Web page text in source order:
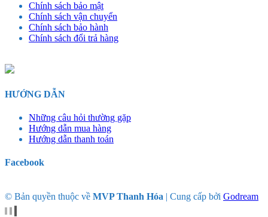
Chính sách bảo mật
Chính sách vận chuyển
Chính sách bảo hành
Chính sách đổi trả hàng
HƯỚNG DẪN
Những câu hỏi thường gặp
Hướng dẫn mua hàng
Hướng dẫn thanh toán
Facebook
© Bản quyền thuộc về MVP Thanh Hóa | Cung cấp bởi Godream